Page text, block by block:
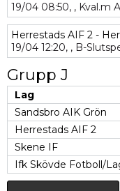
19/04 08:50, , Kval.m
Herrestads AIF 2 -
19/04 12:20, , B-
Grupp J
Lag
Sandsbro AIK Grön
Herrestads AIF 2
Skene IF
Ifk Skövde Fotboll/